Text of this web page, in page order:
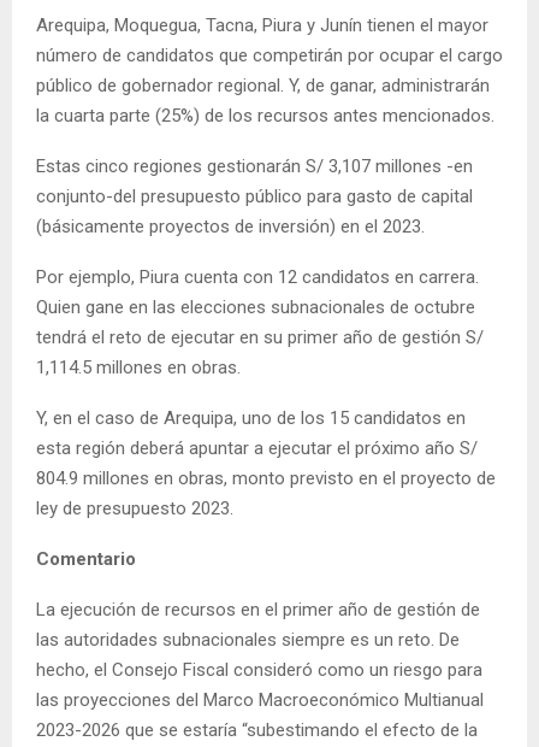
Arequipa, Moquegua, Tacna, Piura y Junín tienen el mayor
número de candidatos que competirán por ocupar el cargo
público de gobernador regional. Y, de ganar, administrarán
la cuarta parte (25%) de los recursos antes mencionados.
Estas cinco regiones gestionarán S/ 3,107 millones -en
conjunto-del presupuesto público para gasto de capital
(básicamente proyectos de inversión) en el 2023.
Por ejemplo, Piura cuenta con 12 candidatos en carrera.
Quien gane en las elecciones subnacionales de octubre
tendrá el reto de ejecutar en su primer año de gestión S/
1,114.5 millones en obras.
Y, en el caso de Arequipa, uno de los 15 candidatos en
esta región deberá apuntar a ejecutar el próximo año S/
804.9 millones en obras, monto previsto en el proyecto de
ley de presupuesto 2023.
Comentario
La ejecución de recursos en el primer año de gestión de
las autoridades subnacionales siempre es un reto. De
hecho, el Consejo Fiscal consideró como un riesgo para
las proyecciones del Marco Macroeconómico Multianual
2023-2026 que se estaría “subestimando el efecto de la